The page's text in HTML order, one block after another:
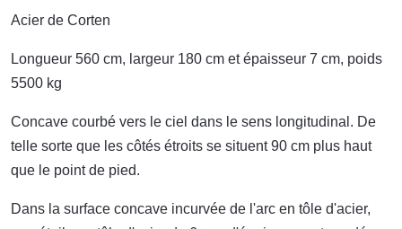
Acier de Corten
Longueur 560 cm, largeur 180 cm et épaisseur 7 cm, poids
5500 kg
Concave courbé vers le ciel dans le sens longitudinal. De
telle sorte que les côtés étroits se situent 90 cm plus haut
que le point de pied.
Dans la surface concave incurvée de l'arc en tôle d'acier,